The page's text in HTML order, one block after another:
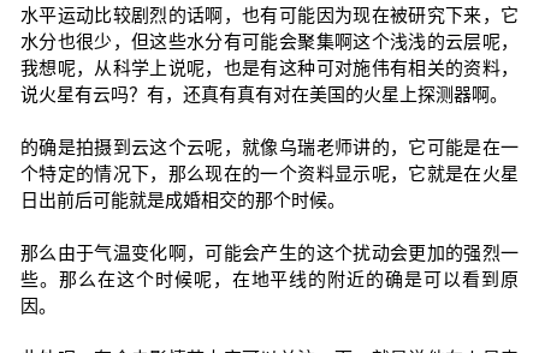
水平运动比较剧烈的话啊，也有可能因为现在被研究下来，它
水分也很少，但这些水分有可能会聚集啊这个浅浅的云层呢，
我想呢，从科学上说呢，也是有这种可对施伟有相关的资料，
说火星有云吗？有，还真有真有对在美国的火星上探测器啊。
的确是拍摄到云这个云呢，就像乌瑞老师讲的，它可能是在一
个特定的情况下，那么现在的一个资料显示呢，它就是在火星
日出前后可能就是成婚相交的那个时候。
那么由于气温变化啊，可能会产生的这个扰动会更加的强烈一
些。那么在这个时候呢，在地平线的附近的确是可以看到原
因。